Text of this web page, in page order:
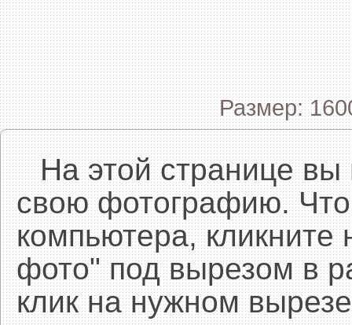
Размер:
На этой странице вы
свою фотографию.
компьютера, кликните
фото" под вырезом в
клик на нужном